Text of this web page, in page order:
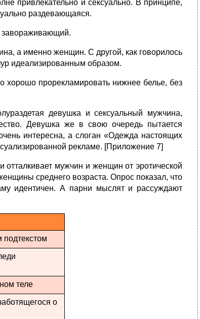
привлекательно и сексуально. В принципе,
раздевающаяся.
завораживающий.
а именно женщин. С другой, как говорилось
идеализированным образом.
хорошо прорекламировать нижнее белье, без
девушка и сексуальный мужчина,
Девушка же в свою очередь пытается
интересна, а слоган «Одежда настоящих
рекламе. [Приложение 7]
мужчин и женщин от эротической
среднего возраста. Опрос показал, что
идентичен. А парни мыслят и рассуждают
подтекстом
теле
о